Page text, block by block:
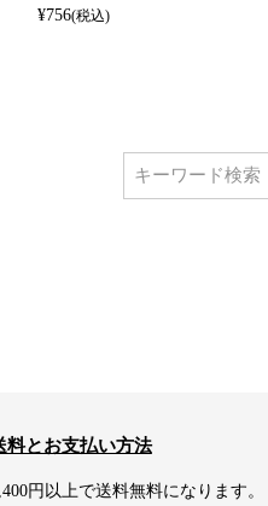
¥756(税込)
料とお支払い方法
円以上で送料無料になります。